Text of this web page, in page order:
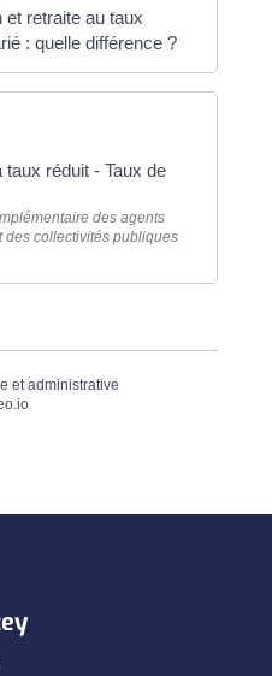
et retraite au taux
: quelle différence ?
réduit - Taux de
des agents
des collectivités publiques
et administrative